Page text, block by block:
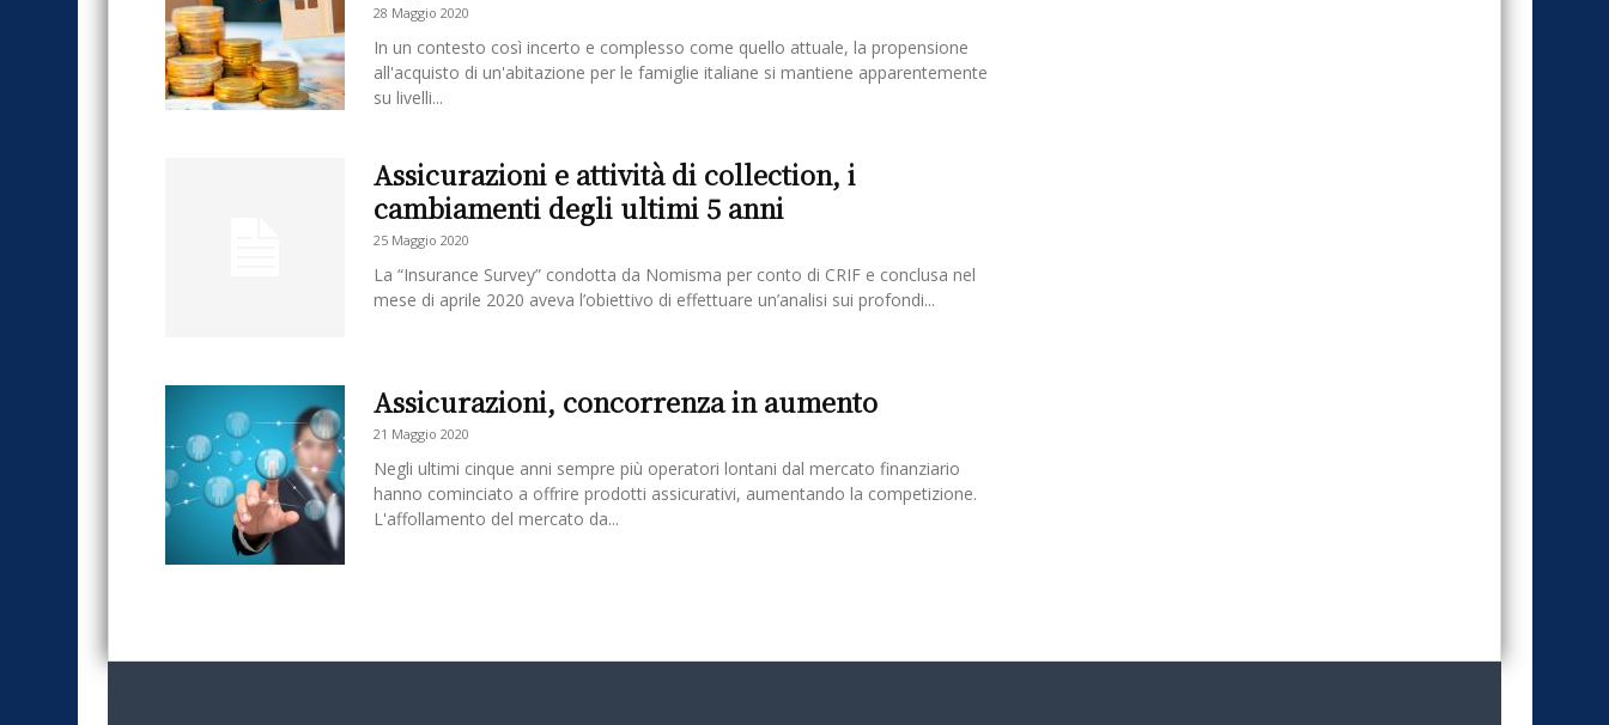
28 Maggio 2020
In un contesto così incerto e complesso come quello attuale, la propensione
all'acquisto di un'abitazione per le famiglie italiane si mantiene apparentemente
su livelli...
Assicurazioni e attività di collection, i
cambiamenti degli ultimi 5 anni
25 Maggio 2020
La “Insurance Survey” condotta da Nomisma per conto di CRIF e conclusa nel
mese di aprile 2020 aveva l’obiettivo di effettuare un’analisi sui profondi...
Assicurazioni, concorrenza in aumento
21 Maggio 2020
Negli ultimi cinque anni sempre più operatori lontani dal mercato finanziario
hanno cominciato a offrire prodotti assicurativi, aumentando la competizione.
L'affollamento del mercato da...